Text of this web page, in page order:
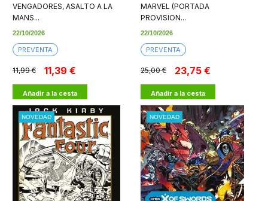
VENGADORES, ASALTO A LA
MANS...
22/10/2026
PREVENTA
11,99 € 11,39 €
Añadir a la cesta
MARVEL (PORTADA
PROVISION...
22/10/2026
PREVENTA
25,00 € 23,75 €
Añadir a la cesta
NOVEDAD NOVEDAD